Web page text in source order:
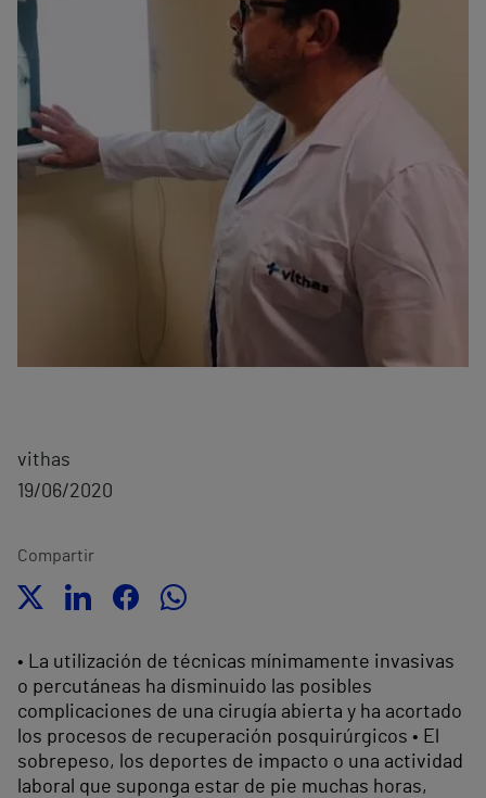
vithas
19/06/2020
Compartir
• La utilización de técnicas mínimamente invasivas
o percutáneas ha disminuido las posibles
complicaciones de una cirugía abierta y ha acortado
los procesos de recuperación posquirúrgicos • El
sobrepeso, los deportes de impacto o una actividad
laboral que suponga estar de pie muchas horas,